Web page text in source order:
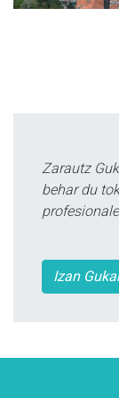
Zarautz
behar du
Izan